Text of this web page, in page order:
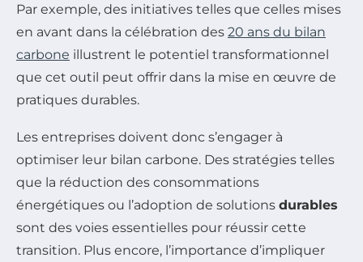
Par exemple, des initiatives telles que celles mises
en avant dans la célébration des 20 ans du bilan
carbone illustrent le potentiel transformationnel
que cet outil peut offrir dans la mise en œuvre de
pratiques durables.
Les entreprises doivent donc s’engager à
optimiser leur bilan carbone. Des stratégies telles
que la réduction des consommations
énergétiques ou l’adoption de solutions durables
sont des voies essentielles pour réussir cette
transition. Plus encore, l’importance d’impliquer